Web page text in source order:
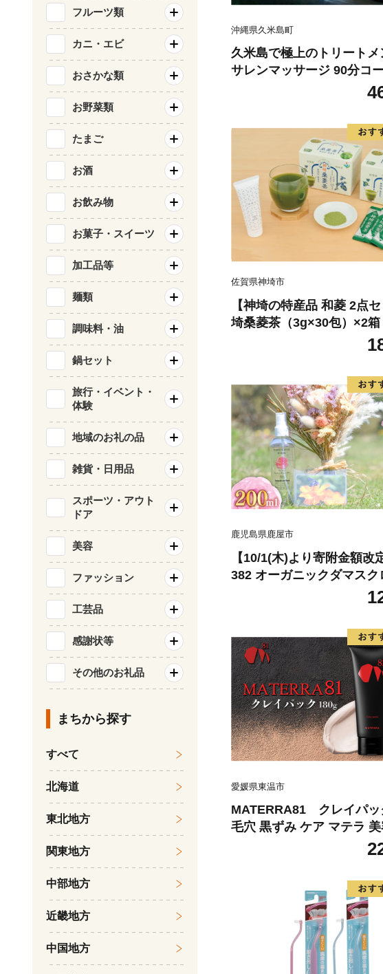
沖縄県久米島町
久米島で極上のトリート
サレンマッサージ 90分コ
様ご利用券 トリートメン
エッセンス オイル ストレ
し ヒーリング オイルトリ
ト マッサージ 手技 五感
れる 瞑想 極上 セッション
ップ 施術 サロン
佐賀県神埼市
【神埼の特産品 和菱 2点
埼桑菱茶（3g×30包）×2箱
ハンドクリーム1本
鹿児島県鹿屋市
【10/1(木)より寄附金額改
382 オーガニックダマスク
ォーター200ml KN047-
愛媛県東温市
MATERRA81 クレイパッ
毛穴 黒ずみ ケア マテラ
フルーツ類
カニ・エビ
おさかな類
お野菜類
たまご
お酒
お飲み物
お菓子・スイーツ
加工品等
麺類
調味料・油
鍋セット
旅行・イベント・
体験
地域のお礼の品
雑貨・日用品
スポーツ・アウト
ドア
美容
ファッション
工芸品
感謝状等
その他のお礼品
まちから探す
すべて
北海道
東北地方
関東地方
中部地方
近畿地方
中国地方